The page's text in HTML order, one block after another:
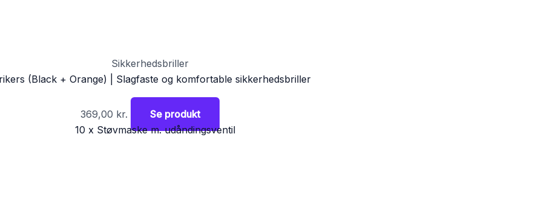
Sikkerhedsbriller
(Black + Orange) | Slagfaste og komfortable sikkerhedsbriller
369,00 kr. Se produkt